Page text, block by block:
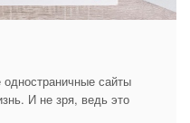
сайты
И не зря, ведь это